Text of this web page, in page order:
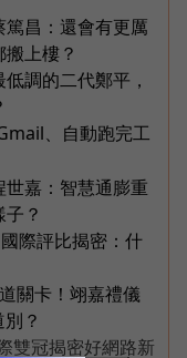
昌：還會有更厲
上樓？
調的二代鄭平，
、自動跑完工
嘉：智慧通膨重
？
際評比揭密：什
關卡！翊嘉禮儀
？
雙冠揭密好網路新